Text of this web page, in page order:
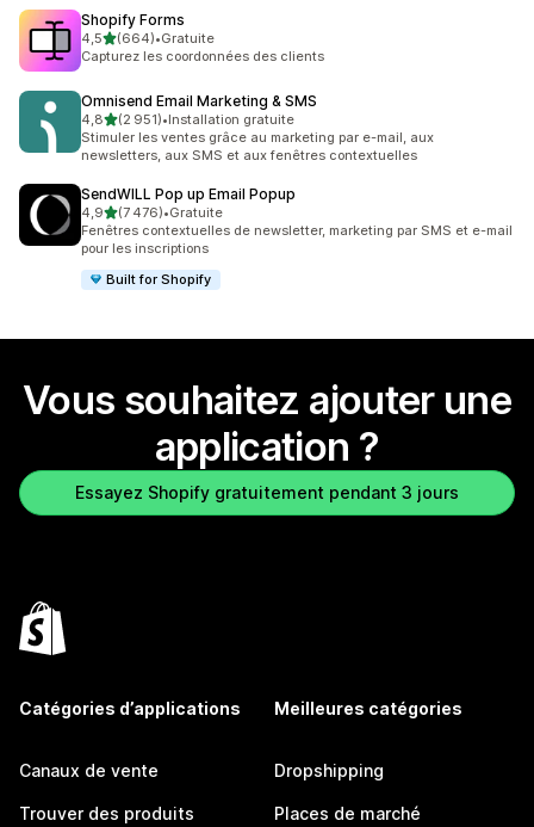
Shopify Forms
4,5étoile(s) sur 5
(664)
664 avis au total
•Gratuite
Capturez les coordonnées des clients
Omnisend Email Marketing & SMS
4,8étoile(s) sur 5
(2 951)
2951 avis au total
•Installation gratuite
Stimuler les ventes grâce au marketing par e-mail, aux
newsletters, aux SMS et aux fenêtres contextuelles
SendWILL Pop up Email Popup
4,9étoile(s) sur 5
(7 476)
7476 avis au total
•Gratuite
Fenêtres contextuelles de newsletter, marketing par SMS et e-mail
pour les inscriptions
Built for Shopify
Vous souhaitez ajouter une
application ?
Essayez Shopify gratuitement pendant 3 jours
Catégories d’applications
Canaux de vente
Trouver des produits
Meilleures catégories
Dropshipping
Places de marché